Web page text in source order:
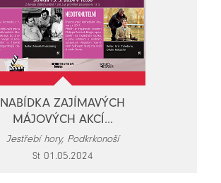
NABÍDKA ZAJÍMAVÝCH
MÁJOVÝCH AKCÍ...
Jestřebí hory, Podkrkonoší
St 01.05.2024